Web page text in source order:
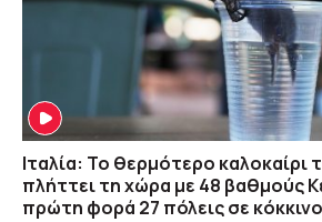
Ιταλία: Το θερμότερο καλοκαίρι
πλήττει τη χώρα με 48 βαθμούς
πρώτη φορά 27 πόλεις σε